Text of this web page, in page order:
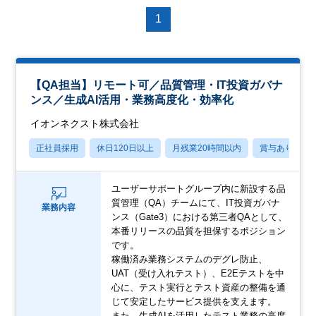
1
【QA担当】リモート可／品質管理・IT投資ガバナ
ンス／生成AI活用・業務高度化・効率化
イオンネクスト株式会社
正社員採用 休日120日以上 月残業20時間以内 賞与あり
業務内容
ユーザーサポートグループ内に新設する品
質管理（QA）チームにて、IT投資ガバナ
ンス（Gate3）における第三者QAとして、
本番リリースの品質を担保するポジション
です。
稼働済み業務システムのデグレ防止、
UAT（受け入れテスト）、E2Eテストを中
心に、テスト実行とテスト資産の整備を通
じて安定したサービス提供を支えます。